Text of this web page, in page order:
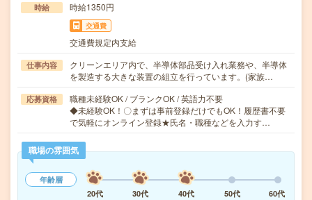
時給 時給1350円
交通費
交通費規定内支給
仕事内容
クリーンエリア内で、半導体部品受け入れ業務や、半導体
を製造する大きな装置の組立を行っています。(家族…
応募資格
職種未経験OK / ブランクOK / 英語力不要
◆未経験OK！〇まずは事前登録だけでもOK！履歴書不要
で気軽にオンライン登録★氏名・職種などを入力す…
職場の雰囲気
年齢層
20代
30代 40代 50代 60代